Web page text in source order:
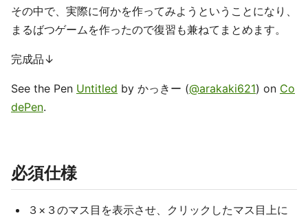
その中で、実際に何かを作ってみようということになり、
まるばつゲームを作ったので復習も兼ねてまとめます。
完成品↓
See the Pen Untitled by かっきー (@arakaki621) on Co
dePen.
必須仕様
３×３のマス目を表示させ、クリックしたマス目上に